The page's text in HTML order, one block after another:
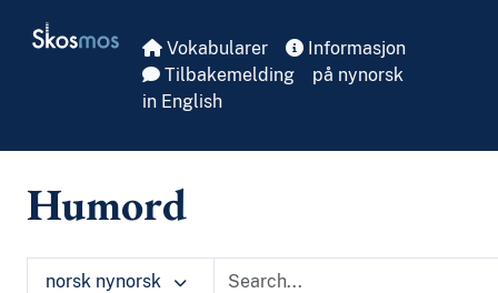
Skosmos Vokabularer
Informasjon
Tilbakemelding
på nynorsk
in English
Humord
norsk nynorsk